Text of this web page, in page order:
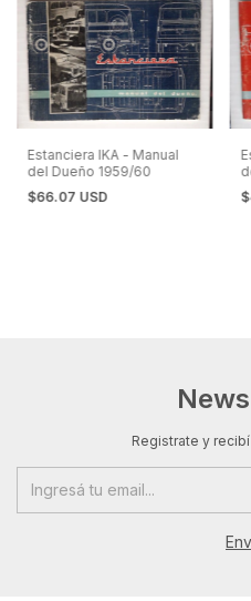
Estanciera IKA - Manual
del Dueño 1959/60
$66.07 USD
Registrate y